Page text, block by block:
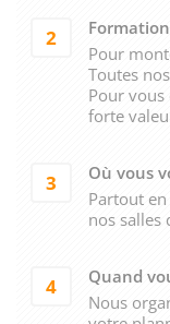
2
Pour
Toutes
Pour vous
forte
3
Où vous
Partout
nos salles
4
Quand
Nous